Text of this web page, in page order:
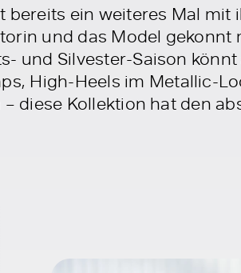
ein weiteres Mal mit
und das Model gekonnt
und Silvester-Saison
High-Heels im Metallic-
diese Kollektion hat den